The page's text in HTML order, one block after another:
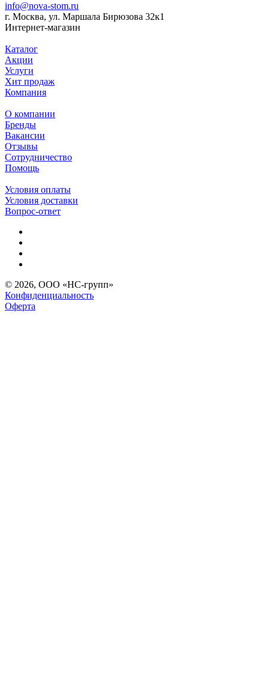
info@nova-stom.ru
г. Москва, ул. Маршала Бирюзова 32к1
Интернет-магазин
Каталог
Акции
Услуги
Хит продаж
Компания
О компании
Бренды
Вакансии
Отзывы
Сотрудничество
Помощь
Условия оплаты
Условия доставки
Вопрос-ответ
© 2026, ООО «НС-групп»
Конфиденциальность
Оферта